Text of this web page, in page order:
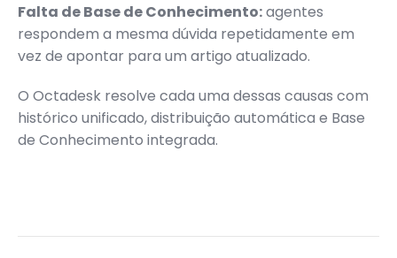
Falta de Base de Conhecimento:agentes
respondem a mesma dúvida repetidamente em
vez de apontar para um artigo atualizado.
O Octadesk resolve cada uma dessas causas com
histórico unificado, distribuição automática e Base
de Conhecimento integrada.